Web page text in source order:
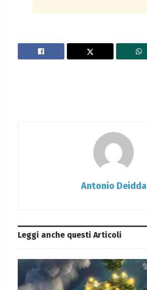
Antonio Deidda
Leggi anche questi Articoli